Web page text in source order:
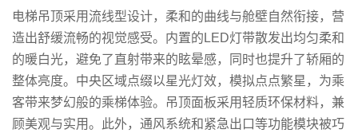
电梯吊顶采用流线型设计，柔和的曲线与舱壁自然衔接，营
造出舒缓流畅的视觉感受。内置的LED灯带散发出均匀柔和
的暖白光，避免了直射带来的眩晕感，同时也提升了轿厢的
整体亮度。中央区域点缀以星光灯效，模拟点点繁星，为乘
客带来梦幻般的乘梯体验。吊顶面板采用轻质环保材料，兼
顾美观与实用。此外，通风系统和紧急出口等功能模块被巧